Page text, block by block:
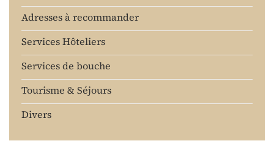
Adresses à recommander
Services Hôteliers
Services de bouche
Tourisme & Séjours
Divers